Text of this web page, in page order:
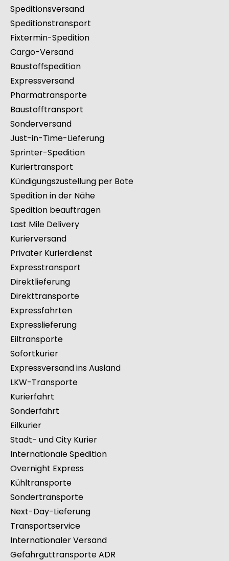
Speditionsversand
Speditionstransport
Fixtermin-Spedition
Cargo-Versand
Baustoffspedition
Expressversand
Pharmatransporte
Baustofftransport
Sonderversand
Just-in-Time-Lieferung
Sprinter-Spedition
Kuriertransport
Kündigungszustellung per Bote
Spedition in der Nähe
Spedition beauftragen
Last Mile Delivery
Kurierversand
Privater Kurierdienst
Expresstransport
Direktlieferung
Direkttransporte
Expressfahrten
Expresslieferung
Eiltransporte
Sofortkurier
Expressversand ins Ausland
LKW-Transporte
Kurierfahrt
Sonderfahrt
Eilkurier
Stadt- und City Kurier
Internationale Spedition
Overnight Express
Kühltransporte
Sondertransporte
Next-Day-Lieferung
Transportservice
Internationaler Versand
Gefahrguttransporte ADR